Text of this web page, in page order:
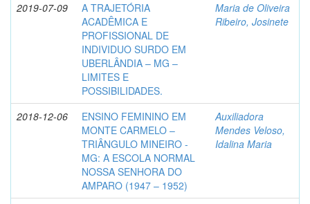
2019-07-09
A TRAJETÓRIA
ACADÊMICA E
PROFISSIONAL DE
INDIVIDUO SURDO EM
UBERLÂNDIA – MG –
LIMITES E
POSSIBILIDADES.
Maria de Oliveira
Ribeiro, Josinete
2018-12-06
ENSINO FEMININO EM
MONTE CARMELO –
TRIÂNGULO MINEIRO -
MG: A ESCOLA NORMAL
NOSSA SENHORA DO
AMPARO (1947 – 1952)
Auxiliadora
Mendes Veloso,
Idalina Maria